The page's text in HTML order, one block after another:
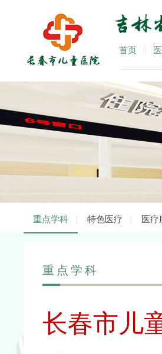
首页
重点学科 特色医疗 医疗
重点学科
长春市儿